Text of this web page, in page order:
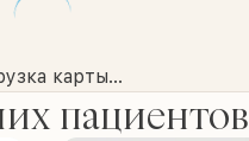
карты...
пациентов